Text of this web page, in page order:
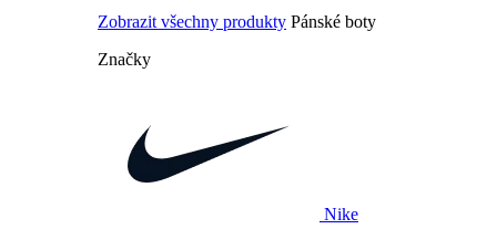
Zobrazit všechny produkty Pánské boty
Značky
Nike